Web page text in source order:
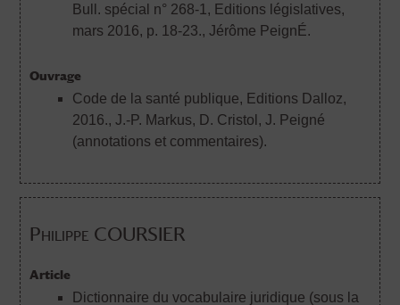
Bull. spécial n° 268-1, Editions législatives,
mars 2016, p. 18-23., Jérôme PeignÉ.
Ouvrage
Code de la santé publique, Editions Dalloz,
2016., J.-P. Markus, D. Cristol, J. Peigné
(annotations et commentaires).
Philippe COURSIER
Article
Dictionnaire du vocabulaire juridique (sous la